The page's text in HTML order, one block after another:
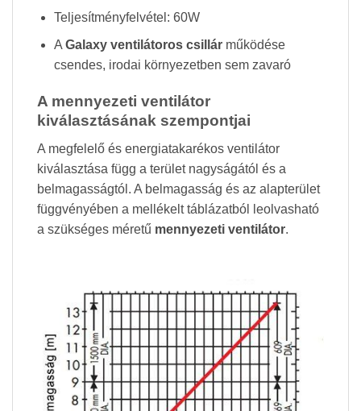
Teljesítményfelvétel: 60W
A Galaxy ventilátoros csillárműködése
csendes, irodai környezetben sem zavaró
A mennyezeti ventilátor
kiválasztásának szempontjai
A megfelelő és energiatakarékos ventilátor
kiválasztása függ a terület nagyságától és a
belmagasságtól. A belmagasság és az alapterület
függvényében a mellékelt táblázatból leolvasható
a szükséges méretű mennyezeti ventilátor.